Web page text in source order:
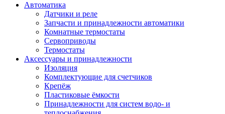
Автоматика
Датчики и реле
Запчасти и принадлежности автоматики
Комнатные термостаты
Сервоприводы
Термостаты
Аксессуары и принадлежности
Изоляция
Комплектующие для счетчиков
Крепёж
Пластиковые ёмкости
Принадлежности для систем водо- и